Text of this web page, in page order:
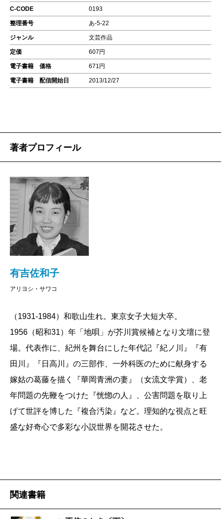
C-CODE 0193
整理番号 あ-5-22
ジャンル 文芸作品
定価 607円
電子書籍 価格 671円
電子書籍 配信開始日 2013/12/27
著者プロフィール
有吉佐和子
アリヨシ・サワコ
（1931-1984）和歌山生れ。東京女子大短大卒。
1956（昭和31）年「地唄」が芥川賞候補となり文壇に登
場。代表作に、紀州を舞台にした年代記『紀ノ川』『有
田川』『日高川』の三部作、一外科医のために献身する
嫁姑の葛藤を描く『華岡青洲の妻』（女流文学賞）、老
年問題の先鞭をつけた『恍惚の人』、公害問題を取り上
げて世評を博した『複合汚染』など。理知的な視点と旺
盛な好奇心で多彩な小説世界を開花させた。
関連書籍